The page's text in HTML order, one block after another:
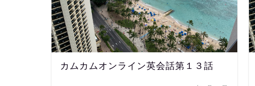
カムカムオンライン英会話第１３話